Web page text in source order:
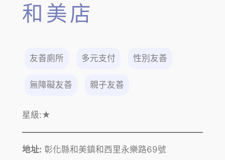
和美店
友善廁所 多元支付 性別友善
無障礙友善 親子友善
星級:★
地址: 彰化縣和美鎮和西里永樂路69號